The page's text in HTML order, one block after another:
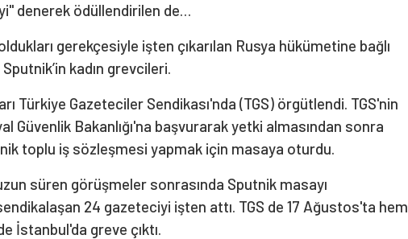
denerek ödüllendirilen de…
gerekçesiyle işten çıkarılan Rusya hükümetine bağlı
kadın grevcileri.
Türkiye Gazeteciler Sendikası'nda (TGS) örgütlendi. TGS'nin
Güvenlik Bakanlığı'na başvurarak yetki almasından sonra
toplu iş sözleşmesi yapmak için masaya oturdu.
süren görüşmeler sonrasında Sputnik masayı
24 gazeteciyi işten attı. TGS de 17 Ağustos'ta hem
İstanbul'da greve çıktı.